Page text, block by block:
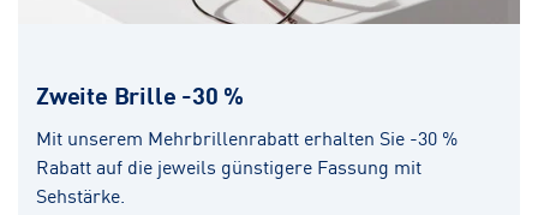
Zweite Brille -30 %
Mit unserem Mehrbrillenrabatt erhalten Sie -30 %
Rabatt auf die jeweils günstigere Fassung mit
Sehstärke.